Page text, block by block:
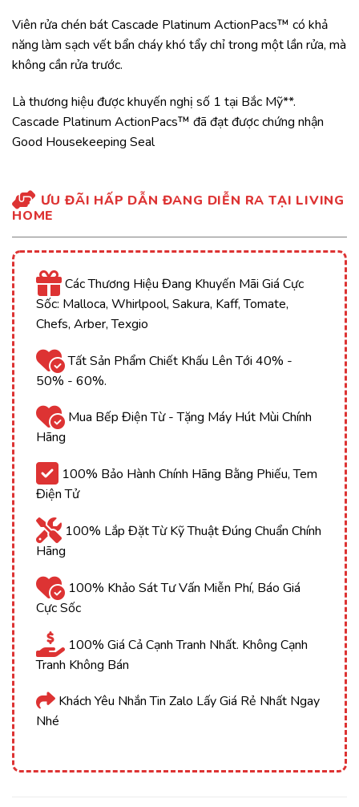
Viên rửa chén bát Cascade Platinum ActionPacs™ có khả
năng làm sạch vết bẩn cháy khó tẩy chỉ trong một lần rửa, mà
không cần rửa trước.
Là thương hiệu được khuyến nghị số 1 tại Bắc Mỹ**.
Cascade Platinum ActionPacs™ đã đạt được chứng nhận
Good Housekeeping Seal
ƯU ĐÃI HẤP DẪN ĐANG DIỄN RA TẠI LIVING
HOME
Các Thương Hiệu Đang Khuyến Mãi Giá Cực
Sốc: Malloca, Whirlpool, Sakura, Kaff, Tomate,
Chefs, Arber, Texgio
Tất Sản Phẩm Chiết Khấu Lên Tới 40% -
50% - 60%.
Mua Bếp Điện Từ - Tặng Máy Hút Mùi Chính
Hãng
100% Bảo Hành Chính Hãng Bằng Phiếu, Tem
Điện Tử
100% Lắp Đặt Từ Kỹ Thuật Đúng Chuẩn Chính
Hãng
100% Khảo Sát Tư Vấn Miễn Phí, Báo Giá
Cực Sốc
100% Giá Cả Cạnh Tranh Nhất. Không Cạnh
Tranh Không Bán
Khách Yêu Nhắn Tin Zalo Lấy Giá Rẻ Nhất Ngay
Nhé